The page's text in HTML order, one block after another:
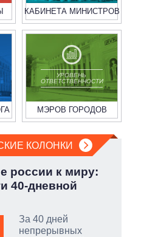
КАБИНЕТА МИНИСТРОВ
УРОВЕНЬ
ОТВЕТСТВЕННОСТИ
МЭРОВ ГОРОДОВ
КОЛОНКИ
россии к миру:
40-дневной
За 40 дней
непрерывных